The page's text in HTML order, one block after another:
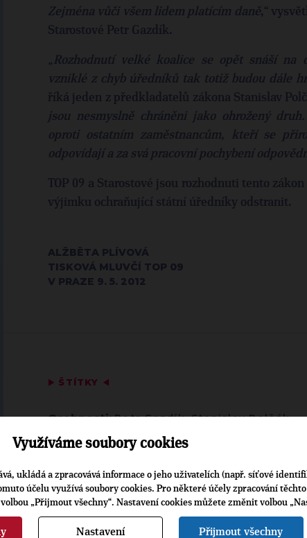
Zejména vůči všem lidem platícím daně,“
Starostové Petr Gazdík.
„ Rozhodnutí velké koalice se opět snáší na
vzniklé z chyb úředníků tak totiž budou dále
říká jeden z předkladatelů zákona Stanislav
jsou nesmyslně chráněni jako ohrožený
oproti ostatním zaměstnancům, kteří se
odpovídají a za svá pracovní pochybení
TOP 09 a Starostové jsou rozhodnuti tento
výjimku ochraňující státní úředníky odstranit.
ALŽBĚTA PLÍVOVÁ
TISKOVÁ MLUVČÍ TOP 09
V PRAZE 9. 5. 2012
▶ ŠTÍTKY ◀
Osobnosti: Petr Gazdík,Stanislav Polčák
Témata: Bezpečnost, kriminalita a korupce
Využíváme soubory cookies
ukládá a zpracovává informace o jeho uživatelích (např. síťové
účelu využívá soubory cookies. Pro některé účely zpracování
„Přijmout všechny“. Nastavení cookies můžete změnit volbou
Nastavení Přijmout všechny